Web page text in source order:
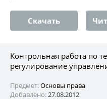
Скачать
Контрольная работа по
регулирование
Предмет:Основы права
Добавлено:27.08.2012